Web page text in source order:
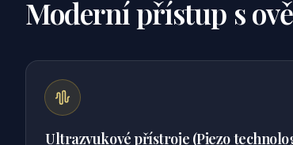
Moderní přístup s
Ultrazvukové přístroje (Piezo